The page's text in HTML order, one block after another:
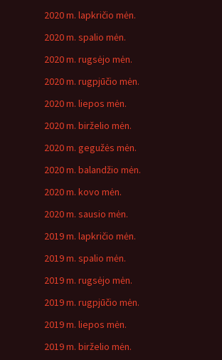
2020 m. lapkričio mėn.
2020 m. spalio mėn.
2020 m. rugsėjo mėn.
2020 m. rugpjūčio mėn.
2020 m. liepos mėn.
2020 m. birželio mėn.
2020 m. gegužės mėn.
2020 m. balandžio mėn.
2020 m. kovo mėn.
2020 m. sausio mėn.
2019 m. lapkričio mėn.
2019 m. spalio mėn.
2019 m. rugsėjo mėn.
2019 m. rugpjūčio mėn.
2019 m. liepos mėn.
2019 m. birželio mėn.